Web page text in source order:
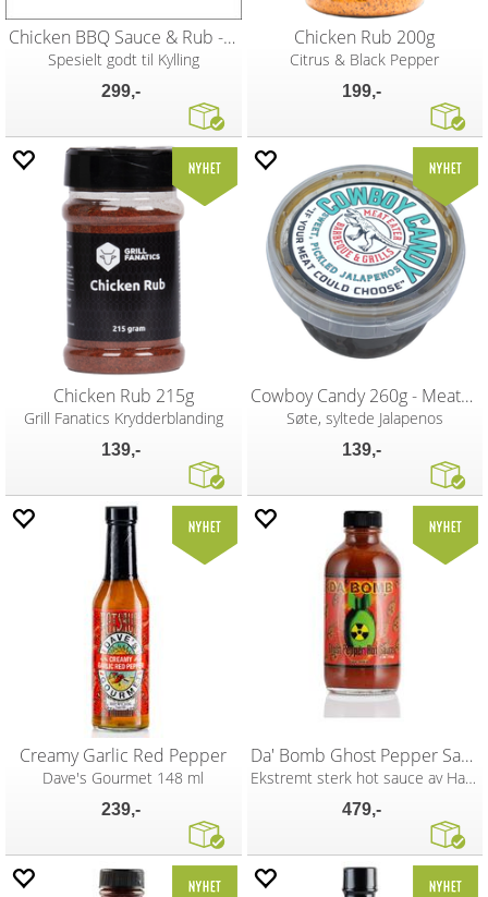
Chicken BBQ Sauce & Rub - Traeger
Spesielt godt til Kylling
299,-
Chicken Rub 200g
Citrus & Black Pepper
199,-
Chicken Rub 215g
Grill Fanatics Krydderblanding
139,-
Cowboy Candy 260g - MeatEater BBQ
Søte, syltede Jalapenos
139,-
Creamy Garlic Red Pepper
Dave's Gourmet 148 ml
239,-
Da' Bomb Ghost Pepper Sauce 147ml
Ekstremt sterk hot sauce av Habanero
479,-